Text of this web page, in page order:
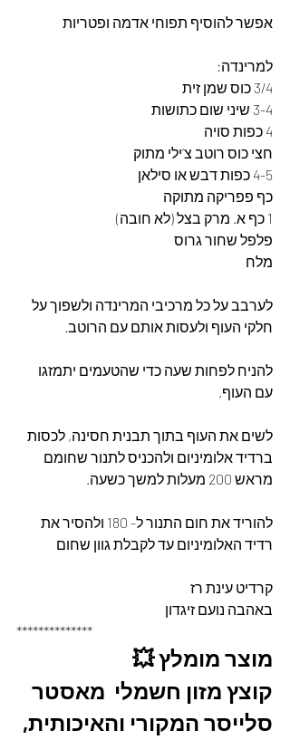
אפשר להוסיף תפוחי אדמה ופטריות
למרינדה:
3/4 כוס שמן זית
3-4 שיני שום כתושות
4 כפות סויה
חצי כוס רוטב צ’ילי מתוק
4-5 כפות דבש או סילאן
כף פפריקה מתוקה
1 כף א. מרק בצל (לא חובה)
פלפל שחור גרוס
מלח
לערבב על כל מרכיבי המרינדה ולשפוך על
חלקי העוף ולעסות אותם עם הרוטב.
להניח לפחות שעה כדי שהטעמים יתמזגו
עם העוף.
לשים את העוף בתוך תבנית חסינה, לכסות
ברדיד אלומיניום ולהכניס לתנור שחומם
מראש 200 מעלות למשך כשעה.
להוריד את חום התנור ל- 180 ולהסיר את
רדיד האלומיניום עד לקבלת גוון שחום
קרדיט עינת רז
באהבה נועם זיגדון
**************
מוצר מומלץ 💥
קוצץ מזון חשמלי  מאסטר
סלייסר המקורי והאיכותית,